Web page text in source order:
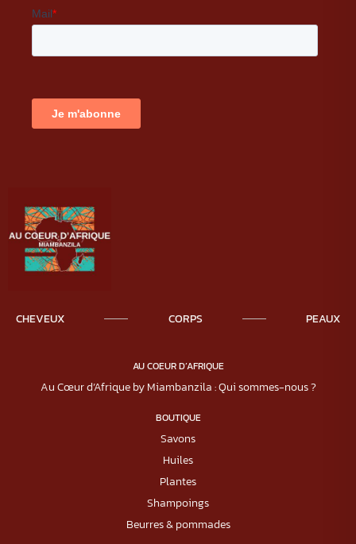
CHEVEUX CORPS PEAUX
AU COEUR D’AFRIQUE
Au Cœur d’Afrique by Miambanzila : Qui sommes-nous ?
BOUTIQUE
Savons
Huiles
Plantes
Shampoings
Beurres & pommades